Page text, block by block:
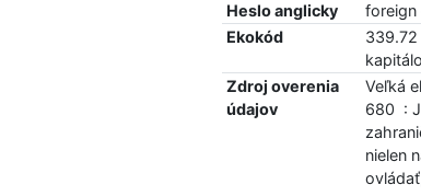
Heslo anglicky
foreign
Ekokód
Zdroj overenia
údajov
Veľká
680 :
nielen